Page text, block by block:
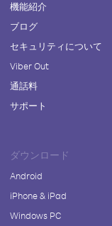
機能紹介
ブログ
セキュリティについて
Viber Out
通話料
サポート
ダウンロード
Android
iPhone & iPad
Windows PC